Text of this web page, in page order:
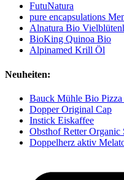
FutuNatura
pure encapsulations
Alnatura Bio
BioKing Quinoa Bio
Alpinamed Krill Öl
Neuheiten:
Bauck Mühle Bio
Dopper Original Cap
Instick Eiskaffee
Obsthof Retter
Doppelherz aktiv